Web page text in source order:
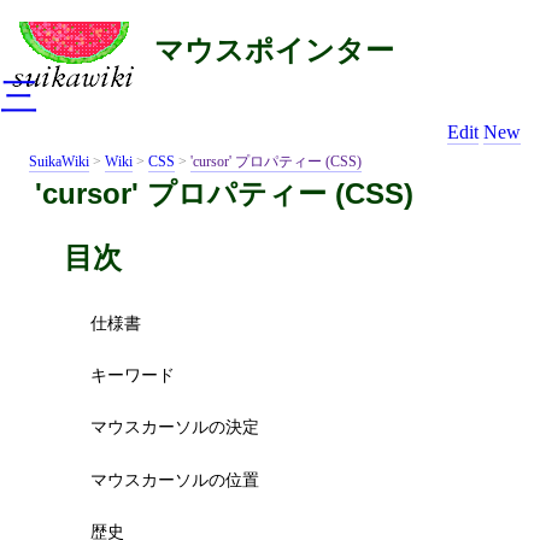
マウスポインター
Edit New
SuikaWiki > Wiki > CSS > 'cursor' プロパティー (CSS)
'cursor' プロパティー (CSS)
目次
仕様書
キーワード
マウスカーソルの決定
マウスカーソルの位置
歴史
三